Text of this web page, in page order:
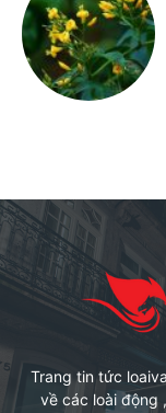
Trang tin tức
về các loài động